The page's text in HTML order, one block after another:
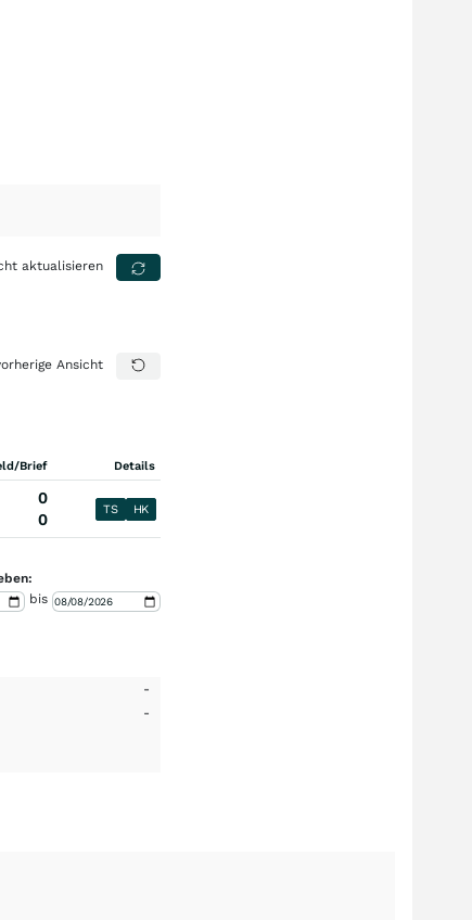
aktualisieren
Ansicht
Brief Details
0
0
TS HK
bis
-
-